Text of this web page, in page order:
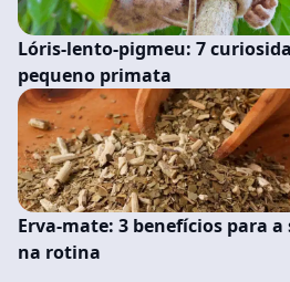
Lóris-lento-pigmeu: 7
pequeno primata
Erva-mate: 3 benefícios para
na rotina